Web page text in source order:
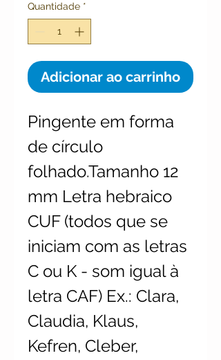
Quantidade *
Adicionar ao carrinho
Pingente em forma
de círculo
folhado.Tamanho 12
mm Letra hebraico
CUF (todos que se
iniciam com as letras
C ou K - som igual à
letra CAF) Ex.: Clara,
Claudia, Klaus,
Kefren, Cleber,